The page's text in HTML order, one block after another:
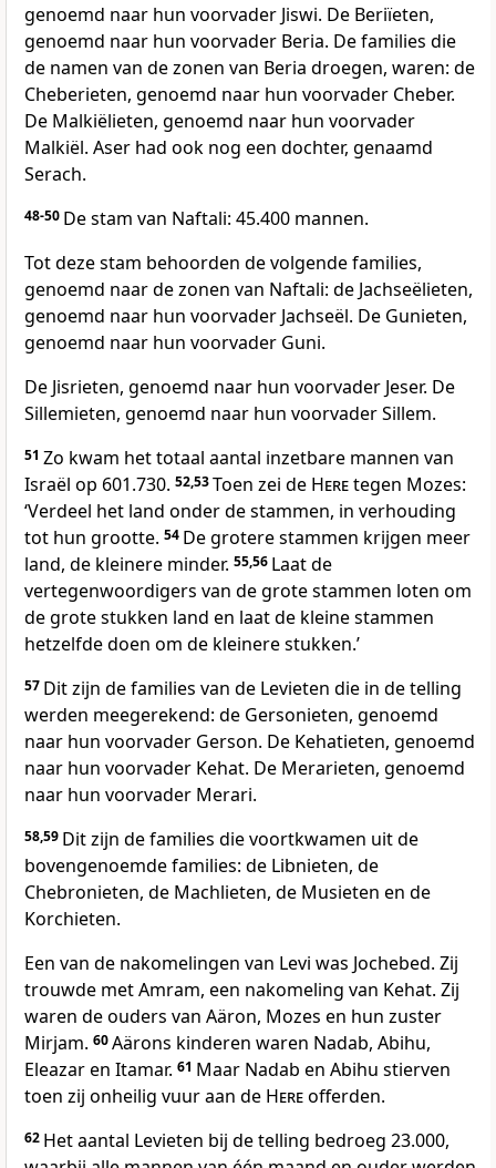
genoemd naar hun voorvader Jiswi. De Beriïeten,
genoemd naar hun voorvader Beria. De families die
de namen van de zonen van Beria droegen, waren: de
Cheberieten, genoemd naar hun voorvader Cheber.
De Malkiëlieten, genoemd naar hun voorvader
Malkiël. Aser had ook nog een dochter, genaamd
Serach.
48-50 De stam van Naftali: 45.400 mannen.
Tot deze stam behoorden de volgende families,
genoemd naar de zonen van Naftali: de Jachseëlieten,
genoemd naar hun voorvader Jachseël. De Gunieten,
genoemd naar hun voorvader Guni.
De Jisrieten, genoemd naar hun voorvader Jeser. De
Sillemieten, genoemd naar hun voorvader Sillem.
51 Zo kwam het totaal aantal inzetbare mannen van
Israël op 601.730. 52,53Toen zei de Heretegen Mozes:
‘Verdeel het land onder de stammen, in verhouding
tot hun grootte. 54 De grotere stammen krijgen meer
land, de kleinere minder. 55,56 Laat de
vertegenwoordigers van de grote stammen loten om
de grote stukken land en laat de kleine stammen
hetzelfde doen om de kleinere stukken.’
57 Dit zijn de families van de Levieten die in de telling
werden meegerekend: de Gersonieten, genoemd
naar hun voorvader Gerson. De Kehatieten, genoemd
naar hun voorvader Kehat. De Merarieten, genoemd
naar hun voorvader Merari.
58,59 Dit zijn de families die voortkwamen uit de
bovengenoemde families: de Libnieten, de
Chebronieten, de Machlieten, de Musieten en de
Korchieten.
Een van de nakomelingen van Levi was Jochebed. Zij
trouwde met Amram, een nakomeling van Kehat. Zij
waren de ouders van Aäron, Mozes en hun zuster
Mirjam. 60Aärons kinderen waren Nadab, Abihu,
Eleazar en Itamar. 61 Maar Nadab en Abihu stierven
toen zij onheilig vuur aan de Hereofferden.
62 Het aantal Levieten bij de telling bedroeg 23.000,